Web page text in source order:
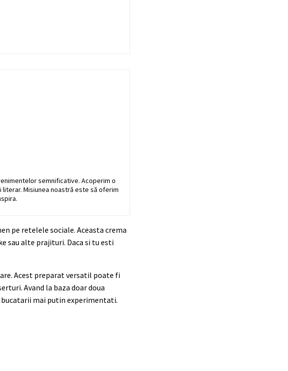
semnificative. Acoperim o
Misiunea noastră este să oferim
pe retelele sociale. Aceasta crema
sau alte prajituri. Daca si tu esti
Acest preparat versatil poate fi
Avand la baza doar doua
bucatarii mai putin experimentati.